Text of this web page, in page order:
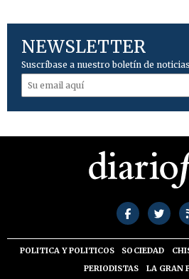
NEWSLETTER
Suscríbase a nuestro boletín de noticias
POLITICA Y POLITICOS SOCIEDAD
PERIODISTAS
LA GRAN